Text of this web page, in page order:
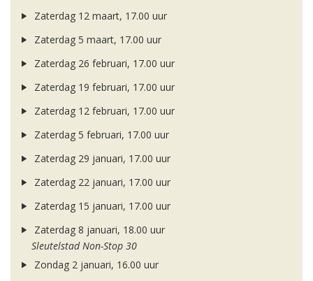
Zaterdag 12 maart, 17.00 uur
Zaterdag 5 maart, 17.00 uur
Zaterdag 26 februari, 17.00 uur
Zaterdag 19 februari, 17.00 uur
Zaterdag 12 februari, 17.00 uur
Zaterdag 5 februari, 17.00 uur
Zaterdag 29 januari, 17.00 uur
Zaterdag 22 januari, 17.00 uur
Zaterdag 15 januari, 17.00 uur
Zaterdag 8 januari, 18.00 uur
Sleutelstad Non-Stop 30
Zondag 2 januari, 16.00 uur